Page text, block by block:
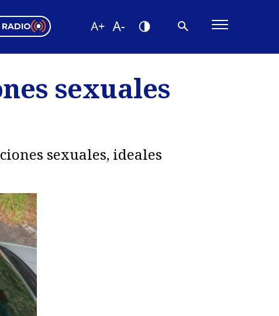
RADIO
sexuales
sexuales, ideales